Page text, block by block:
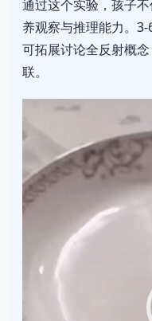
通过这个实验，孩子
养观察与推理能力。
可拓展讨论全反射概
联。
频
放
器